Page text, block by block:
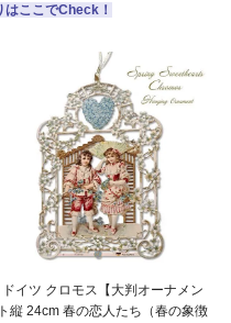
ここでCheck！
ドイツ クロモス【大判オーナメン
ト縦 24cm 春の恋人たち（春の象徴